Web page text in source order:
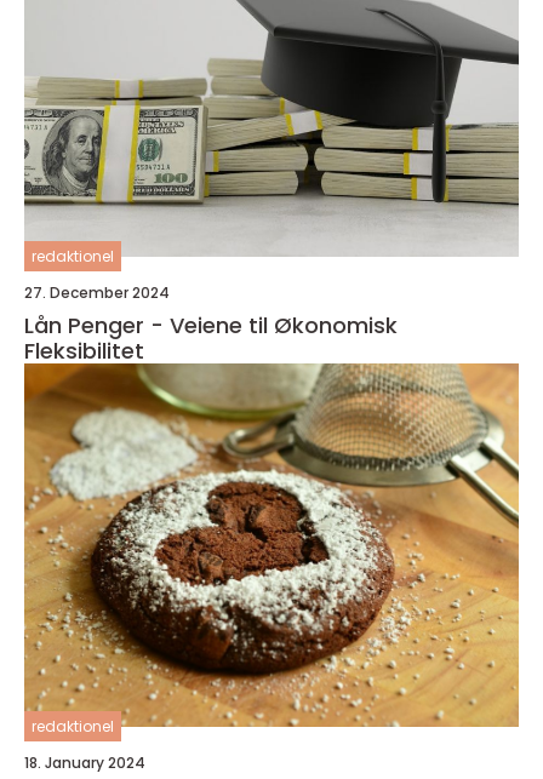
redaktionel
27. December 2024
Lån Penger - Veiene til Økonomisk
Fleksibilitet
redaktionel
18. January 2024